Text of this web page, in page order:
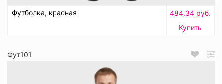
Футболка, красная
484.34 руб.
Купить
Фут101